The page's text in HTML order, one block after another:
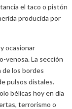
el taco o pistón
producida por
ocasionar
venosa. La sección
los bordes
pulsos distales.
bélicas hoy en día
terrorismo o